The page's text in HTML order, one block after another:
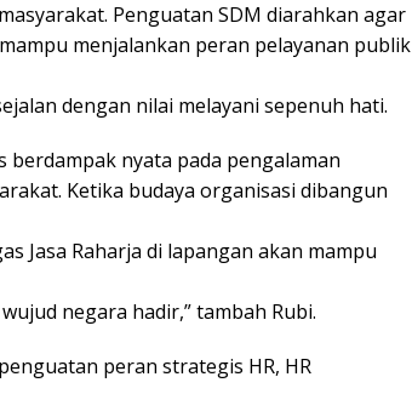
Penguatan SDM diarahkan agar
menjalankan peran pelayanan publik
dengan nilai melayani sepenuh hati.
berdampak nyata pada pengalaman
Ketika budaya organisasi dibangun
Jasa Raharja di lapangan akan mampu
negara hadir,” tambah Rubi.
peran strategis HR, HR